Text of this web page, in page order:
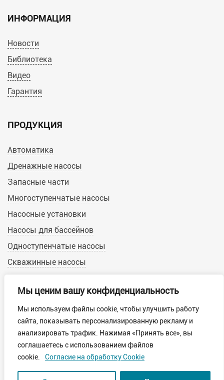
Мы ценим вашу конфиденциальность
Мы используем файлы cookie, чтобы улучшить работу
сайта, показывать персонализированную рекламу и
анализировать трафик. Нажимая «Принять все», вы
соглашаетесь с использованием файлов
cookie.
Согласие на обработку Cookie
ИНФОРМАЦИЯ
Новости
Библиотека
Видео
Гарантия
ПРОДУКЦИЯ
Автоматика
Дренажные насосы
Запасные части
Многоступенчатые насосы
Насосные установки
Насосы для бассейнов
Одноступенчатые насосы
Скважинные насосы
© 2019-2022 Calpeda-Russia.ru
Пользовательское соглашение
Обработка персональных данных
Политика конфиденциальности
Обработка файлов cookie